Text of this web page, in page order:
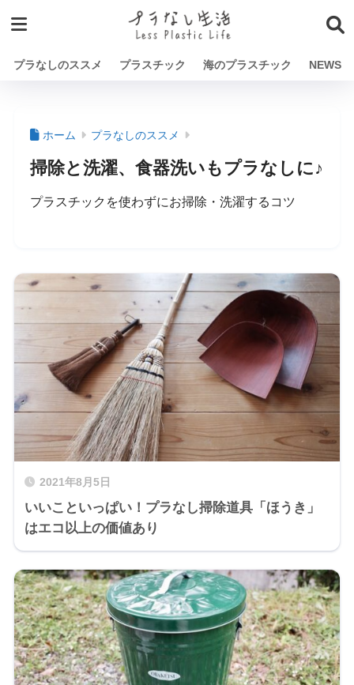
プラなしのススメ プラスチック 海のプラスチック NEWS
ホーム プラなしのススメ
掃除と洗濯、食器洗いもプラなしに♪
プラスチックを使わずにお掃除・洗濯するコツ
2021年8月5日
いいこといっぱい！プラなし掃除道具「ほうき」
はエコ以上の価値あり